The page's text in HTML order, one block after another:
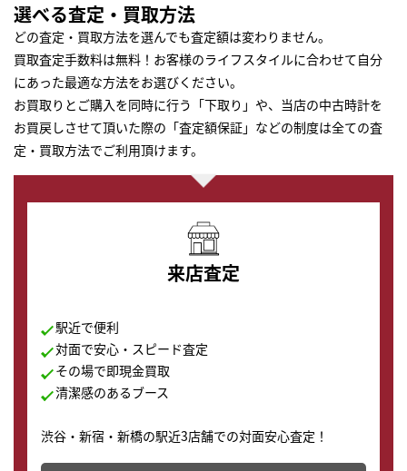
選べる査定・買取方法
どの査定・買取方法を選んでも査定額は変わりません。
買取査定手数料は無料！お客様のライフスタイルに合わせて自分
にあった最適な方法をお選びください。
お買取りとご購入を同時に行う「下取り」や、当店の中古時計を
お買戻しさせて頂いた際の「査定額保証」などの制度は全ての査
定・買取方法でご利用頂けます。
来店査定
駅近で便利
対面で安心・スピード査定
その場で即現金買取
清潔感のあるブース
渋谷・新宿・新橋の駅近3店舗での対面安心査定！
その場で現金買取致します。渋谷本店では、時計販売の